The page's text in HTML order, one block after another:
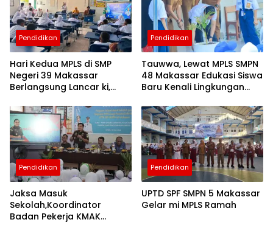
Pendidikan
Hari Kedua MPLS di SMP
Negeri 39 Makassar
Berlangsung Lancar ki,
Awal
Pendidikan
Tauwwa, Lewat MPLS SMPN
48 Makassar Edukasi Siswa
Baru Kenali Lingkungan
Pendidikan
Jaksa Masuk
Sekolah,Koordinator
Badan Pekerja KMAK
Pendidikan
UPTD SPF SMPN 5 Makassar
Gelar mi MPLS Ramah